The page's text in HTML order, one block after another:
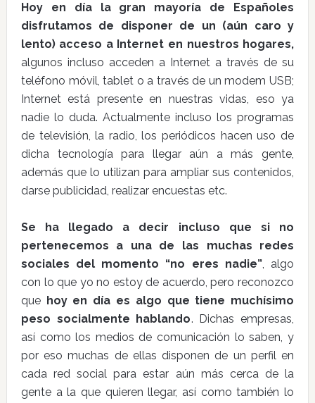
Hoy en día la gran mayoría de Españoles
disfrutamos de disponer de un (aún caro y
lento) acceso a Internet en nuestros hogares,
algunos incluso acceden a Internet a través de su
teléfono móvil, tablet o a través de un modem USB;
Internet está presente en nuestras vidas, eso ya
nadie lo duda. Actualmente incluso los programas
de televisión, la radio, los periódicos hacen uso de
dicha tecnología para llegar aún a más gente,
además que lo utilizan para ampliar sus contenidos,
darse publicidad, realizar encuestas etc.
Se ha llegado a decir incluso que si no
pertenecemos a una de las muchas redes
sociales del momento “no eres nadie”, algo
con lo que yo no estoy de acuerdo, pero reconozco
que hoy en día es algo que tiene muchísimo
peso socialmente hablando. Dichas empresas,
así como los medios de comunicación lo saben, y
por eso muchas de ellas disponen de un perfil en
cada red social para estar aún más cerca de la
gente a la que quieren llegar, así como también lo